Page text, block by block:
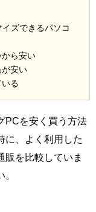
ズできるパソコ
から安い
が安い
る
PCを安く買う方法
に、よく利用した
販を比較していま